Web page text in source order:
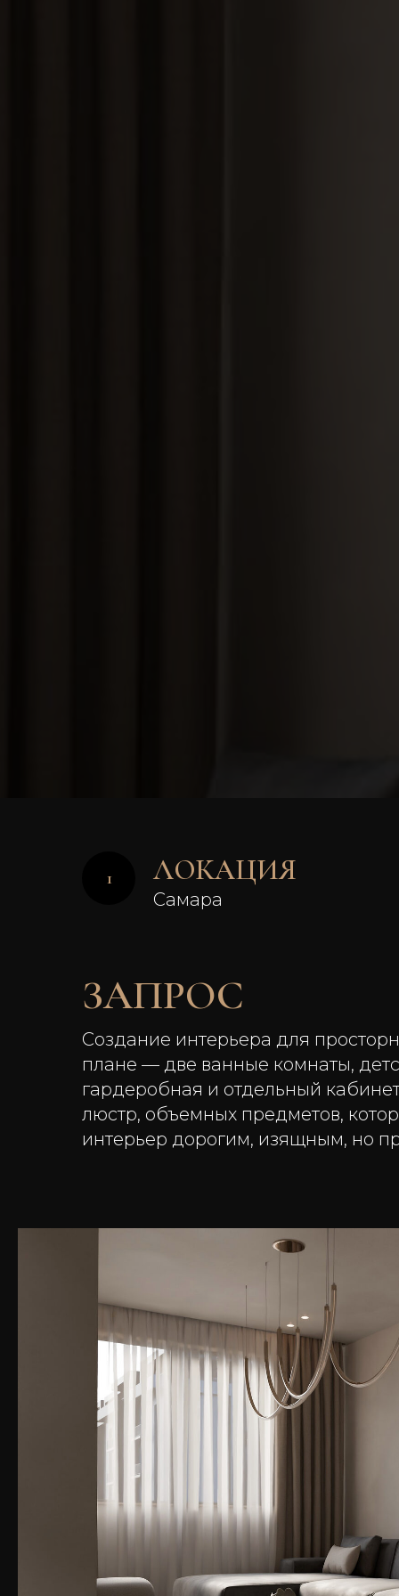
ЛОКАЦИЯ
Самара
ЗАПРОС
Создание интерьера для
плане — две ванные комнаты,
гардеробная и отдельный
люстр, объемных предметов,
интерьер дорогим, изящным, но